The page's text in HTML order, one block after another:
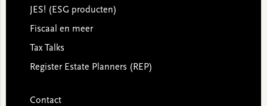
JES! (ESG producten)
Fiscaal en meer
Tax Talks
Register Estate Planners (REP)
Contact